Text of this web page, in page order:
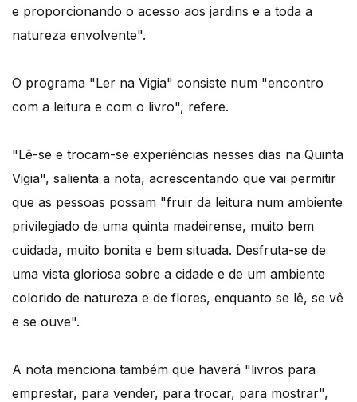
e proporcionando o acesso aos jardins e a toda a
natureza envolvente".
O programa "Ler na Vigia" consiste num "encontro
com a leitura e com o livro", refere.
"Lê-se e trocam-se experiências nesses dias na Quinta
Vigia", salienta a nota, acrescentando que vai permitir
que as pessoas possam "fruir da leitura num ambiente
privilegiado de uma quinta madeirense, muito bem
cuidada, muito bonita e bem situada. Desfruta-se de
uma vista gloriosa sobre a cidade e de um ambiente
colorido de natureza e de flores, enquanto se lê, se vê
e se ouve".
A nota menciona também que haverá "livros para
emprestar, para vender, para trocar, para mostrar",